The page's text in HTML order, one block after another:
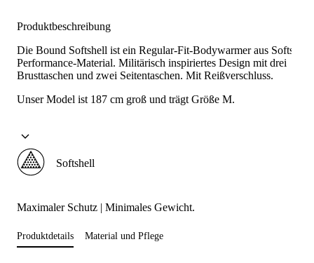
Produktbeschreibung
Die Bound Softshell ist ein Regular-Fit-Bodywarmer aus Softshell-
Performance-Material. Militärisch inspiriertes Design mit drei
Brusttaschen und zwei Seitentaschen. Mit Reißverschluss.
Unser Model ist 187 cm groß und trägt Größe M.
Softshell
Maximaler Schutz | Minimales Gewicht.
Produktdetails Material und Pflege